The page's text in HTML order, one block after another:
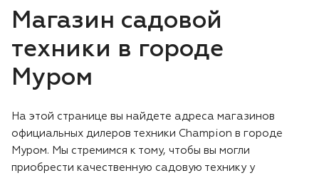
Пилы цепные
Мотобуры
Измельчители
Газонокосилки
Регистрация расширенной гарантии
Проверка расширенной гарантии
О бренде
Инструкции и деталировки
Вопросы и ответы
Заказ запасных частей
Магазин садовой
техники в городе
Муром
На этой странице вы найдете адреса магазинов
официальных дилеров техники Champion в городе
Муром. Мы стремимся к тому, чтобы вы могли
приобрести качественную садовую технику у